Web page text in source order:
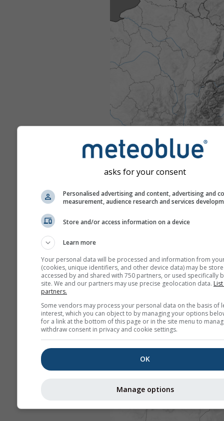
asks for your consent
Personalised advertising and content, advertising and
measurement, audience research and services
Store and/or access information on a device
Learn more
Your personal data will be processed and information from
(cookies, unique identifiers, and other device data) may be
accessed by and shared with 750 partners, or used specifically
site. We and our partners may use precise geolocation data.
partners.
Some vendors may process your personal data on the basis of
interest, which you can object to by managing your options
for a link at the bottom of this page or in the site menu to
withdraw consent in privacy and cookie settings.
OK
Manage options